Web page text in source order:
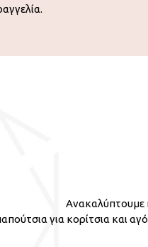
Ανακαλύπτουμε
για κορίτσια και